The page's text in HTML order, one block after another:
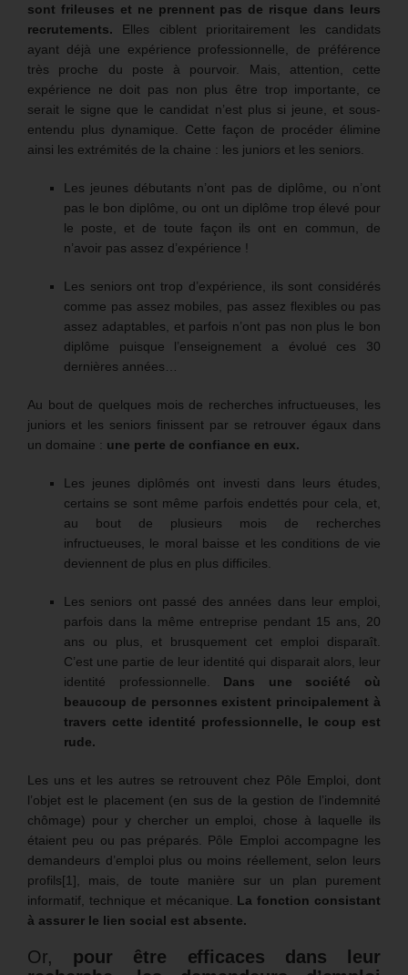
sont frileuses et ne prennent pas de risque dans leurs
recrutements. Elles ciblent prioritairement les candidats
ayant déjà une expérience professionnelle, de préférence
très proche du poste à pourvoir. Mais, attention, cette
expérience ne doit pas non plus être trop importante, ce
serait le signe que le candidat n’est plus si jeune, et sous-
entendu plus dynamique. Cette façon de procéder élimine
ainsi les extrémités de la chaine : les juniors et les seniors.
Les jeunes débutants n’ont pas de diplôme, ou n’ont
pas le bon diplôme, ou ont un diplôme trop élevé pour
le poste, et de toute façon ils ont en commun, de
n’avoir pas assez d’expérience !
Les seniors ont trop d’expérience, ils sont considérés
comme pas assez mobiles, pas assez flexibles ou pas
assez adaptables, et parfois n’ont pas non plus le bon
diplôme puisque l’enseignement a évolué ces 30
dernières années…
Au bout de quelques mois de recherches infructueuses, les
juniors et les seniors finissent par se retrouver égaux dans
un domaine : une perte de confiance en eux.
Les jeunes diplômés ont investi dans leurs études,
certains se sont même parfois endettés pour cela, et,
au bout de plusieurs mois de recherches
infructueuses, le moral baisse et les conditions de vie
deviennent de plus en plus difficiles.
Les seniors ont passé des années dans leur emploi,
parfois dans la même entreprise pendant 15 ans, 20
ans ou plus, et brusquement cet emploi disparaît.
C’est une partie de leur identité qui disparait alors, leur
identité professionnelle. Dans une société où
beaucoup de personnes existent principalement à
travers cette identité professionnelle, le coup est
rude.
Les uns et les autres se retrouvent chez Pôle Emploi, dont
l’objet est le placement (en sus de la gestion de l’indemnité
chômage) pour y chercher un emploi, chose à laquelle ils
étaient peu ou pas préparés. Pôle Emploi accompagne les
demandeurs d’emploi plus ou moins réellement, selon leurs
profils[1], mais, de toute manière sur un plan purement
informatif, technique et mécanique. La fonction consistant
à assurer le lien social est absente.
Or, pour être efficaces dans leur